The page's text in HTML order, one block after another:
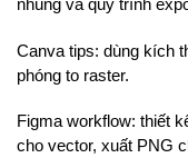
nhúng và quy trình
Canva tips: dùng kích
phóng to raster.
Figma workflow: thiết
cho vector, xuất PNG